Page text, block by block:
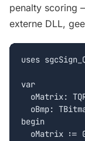
penalty scoring
externe DLL,
uses
var
oMatrix:
oBmp:
begin
oMatrix :=